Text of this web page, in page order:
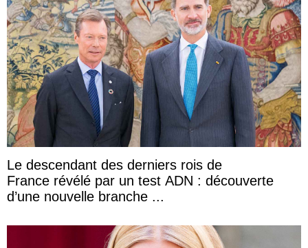
Le descendant des derniers rois de
France révélé par un test ADN : découverte
d’une nouvelle branche ...